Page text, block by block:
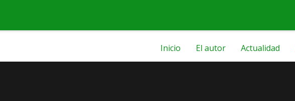
Inicio El autor Actualidad